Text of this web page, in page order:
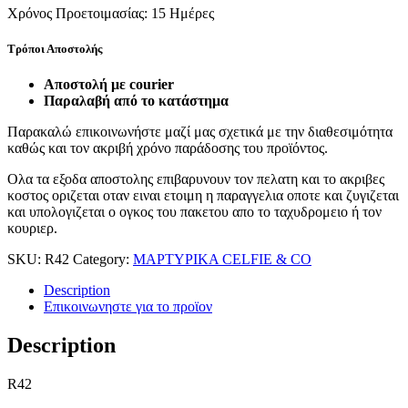
Χρόνος Προετοιμασίας: 15 Ημέρες
Τρόποι Αποστολής
Αποστολή με courier
Παραλαβή από το κατάστημα
Παρακαλώ επικοινωνήστε μαζί μας σχετικά με την διαθεσιμότητα
καθώς και τον ακριβή χρόνο παράδοσης του προϊόντος.
Ολα τα εξοδα αποστολης επιβαρυνουν τον πελατη και το ακριβες
κοστος οριζεται οταν ειναι ετοιμη η παραγγελια οποτε και ζυγιζεται
και υπολογιζεται ο ογκος του πακετου απο το ταχυδρομειο ή τον
κουριερ.
SKU: R42 Category: ΜΑΡΤΥΡΙΚΑ CELFIE & CO
Description
Επικοινωνηστε για το προϊoν
Description
R42